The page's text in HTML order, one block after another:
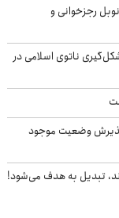
رجزخوانی و
ناتوی اسلامی در
پذیرش وضعیت موجود
تبدیل به هدف می‌شود!